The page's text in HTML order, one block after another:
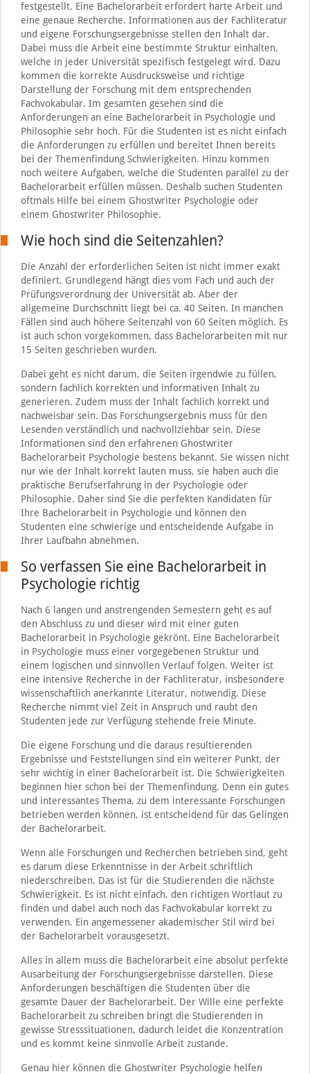
festgestellt. Eine Bachelorarbeit erfordert harte Arbeit und
eine genaue Recherche. Informationen aus der Fachliteratur
und eigene Forschungsergebnisse stellen den Inhalt dar.
Dabei muss die Arbeit eine bestimmte Struktur einhalten,
welche in jeder Universität spezifisch festgelegt wird. Dazu
kommen die korrekte Ausdrucksweise und richtige
Darstellung der Forschung mit dem entsprechenden
Fachvokabular. Im gesamten gesehen sind die
Anforderungen an eine Bachelorarbeit in Psychologie und
Philosophie sehr hoch. Für die Studenten ist es nicht einfach
die Anforderungen zu erfüllen und bereitet Ihnen bereits
bei der Themenfindung Schwierigkeiten. Hinzu kommen
noch weitere Aufgaben, welche die Studenten parallel zu der
Bachelorarbeit erfüllen müssen. Deshalb suchen Studenten
oftmals Hilfe bei einem Ghostwriter Psychologie oder
einem Ghostwriter Philosophie.
Wie hoch sind die Seitenzahlen?
Die Anzahl der erforderlichen Seiten ist nicht immer exakt
definiert. Grundlegend hängt dies vom Fach und auch der
Prüfungsverordnung der Universität ab. Aber der
allgemeine Durchschnitt liegt bei ca. 40 Seiten. In manchen
Fällen sind auch höhere Seitenzahl von 60 Seiten möglich. Es
ist auch schon vorgekommen, dass Bachelorarbeiten mit nur
15 Seiten geschrieben wurden.
Dabei geht es nicht darum, die Seiten irgendwie zu füllen,
sondern fachlich korrekten und informativen Inhalt zu
generieren. Zudem muss der Inhalt fachlich korrekt und
nachweisbar sein. Das Forschungsergebnis muss für den
Lesenden verständlich und nachvollziehbar sein. Diese
Informationen sind den erfahrenen Ghostwriter
Bachelorarbeit Psychologie bestens bekannt. Sie wissen nicht
nur wie der Inhalt korrekt lauten muss, sie haben auch die
praktische Berufserfahrung in der Psychologie oder
Philosophie. Daher sind Sie die perfekten Kandidaten für
Ihre Bachelorarbeit in Psychologie und können den
Studenten eine schwierige und entscheidende Aufgabe in
Ihrer Laufbahn abnehmen.
So verfassen Sie eine Bachelorarbeit in
Psychologie richtig
Nach 6 langen und anstrengenden Semestern geht es auf
den Abschluss zu und dieser wird mit einer guten
Bachelorarbeit in Psychologie gekrönt. Eine Bachelorarbeit
in Psychologie muss einer vorgegebenen Struktur und
einem logischen und sinnvollen Verlauf folgen. Weiter ist
eine intensive Recherche in der Fachliteratur, insbesondere
wissenschaftlich anerkannte Literatur, notwendig. Diese
Recherche nimmt viel Zeit in Anspruch und raubt den
Studenten jede zur Verfügung stehende freie Minute.
Die eigene Forschung und die daraus resultierenden
Ergebnisse und Feststellungen sind ein weiterer Punkt, der
sehr wichtig in einer Bachelorarbeit ist. Die Schwierigkeiten
beginnen hier schon bei der Themenfindung. Denn ein gutes
und interessantes Thema, zu dem interessante Forschungen
betrieben werden können, ist entscheidend für das Gelingen
der Bachelorarbeit.
Wenn alle Forschungen und Recherchen betrieben sind, geht
es darum diese Erkenntnisse in der Arbeit schriftlich
niederschreiben. Das ist für die Studierenden die nächste
Schwierigkeit. Es ist nicht einfach, den richtigen Wortlaut zu
finden und dabei auch noch das Fachvokabular korrekt zu
verwenden. Ein angemessener akademischer Stil wird bei
der Bachelorarbeit vorausgesetzt.
Alles in allem muss die Bachelorarbeit eine absolut perfekte
Ausarbeitung der Forschungsergebnisse darstellen. Diese
Anforderungen beschäftigen die Studenten über die
gesamte Dauer der Bachelorarbeit. Der Wille eine perfekte
Bachelorarbeit zu schreiben bringt die Studierenden in
gewisse Stresssituationen, dadurch leidet die Konzentration
und es kommt keine sinnvolle Arbeit zustande.
Genau hier können die Ghostwriter Psychologie helfen